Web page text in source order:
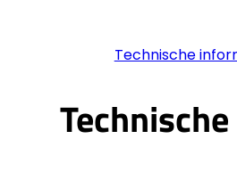
Technische